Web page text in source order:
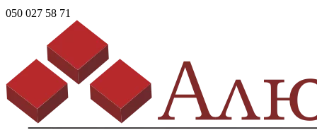
050 027 58 71